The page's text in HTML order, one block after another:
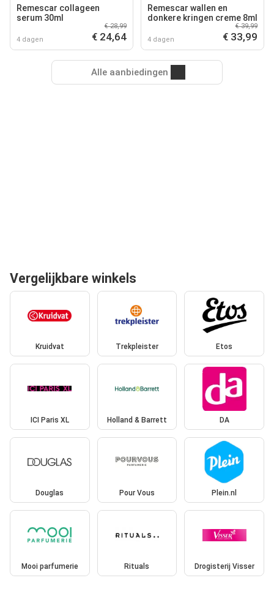
Remescar collageen
serum 30ml
4 dagen
€ 28,99
€ 24,64
Remescar wallen en
donkere kringen creme 8ml
4 dagen
€ 39,99
€ 33,99
Alle aanbiedingen
Vergelijkbare winkels
Kruidvat Trekpleister Etos
ICI Paris XL Holland & Barrett DA
Douglas Pour Vous Plein.nl
Mooi parfumerie Rituals Drogisterij Visser